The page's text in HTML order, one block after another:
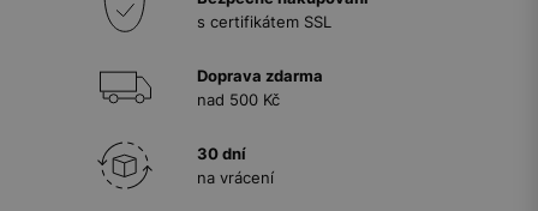
s certifikátem SSL
Doprava zdarma
nad 500 Kč
30 dní
na vrácení